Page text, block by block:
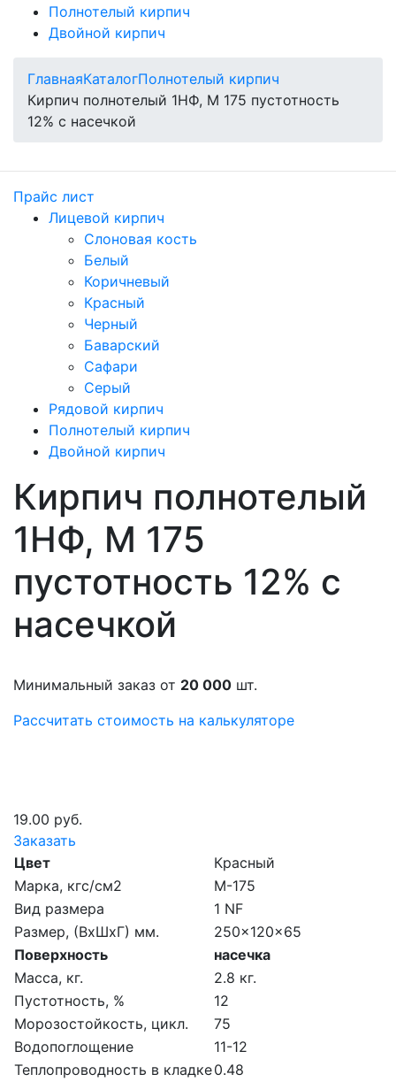
Полнотелый кирпич
Двойной кирпич
ГлавнаяКаталогПолнотелый кирпич
Кирпич полнотелый 1НФ, М 175 пустотность
12% с насечкой
Прайс лист
Лицевой кирпич
Слоновая кость
Белый
Коричневый
Красный
Черный
Баварский
Сафари
Серый
Рядовой кирпич
Полнотелый кирпич
Двойной кирпич
Кирпич полнотелый
1НФ, М 175
пустотность 12% с
насечкой
Минимальный заказ от 20 000 шт.
Рассчитать стоимость на калькуляторе
19.00 руб.
Заказать
Цвет
Красный
Марка, кгс/см2
M-175
Вид размера
1 NF
Размер, (ВхШхГ) мм.
250x120x65
Поверхность
насечка
Масса, кг.
2.8 кг.
Пустотность, %
12
Морозостойкость, цикл.
75
Водопоглощение
11-12
Теплопроводность в кладке0.48